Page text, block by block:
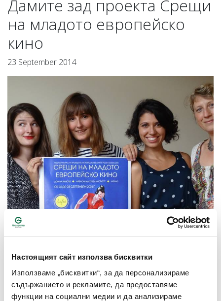
Настоящият сайт използва бисквитки
Използваме „бисквитки“, за да персонализираме
съдържанието и рекламите, да предоставяме
функции на социални медии и да анализираме
Дамите зад проекта Срещи
на младото европейско
кино
23 September 2014